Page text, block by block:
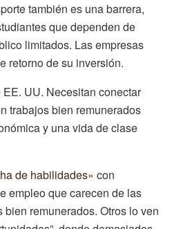
también es una barrera,
que dependen de
limitados. Las empresas
retorno de su inversión.
UU. Necesitan conectar
trabajos bien remunerados
y una vida de clase
de habilidades» con
empleo que carecen de las
remunerados. Otros lo ven